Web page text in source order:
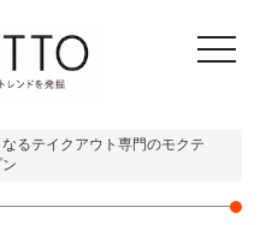
toggle
るテイクアウト専門のモクテ